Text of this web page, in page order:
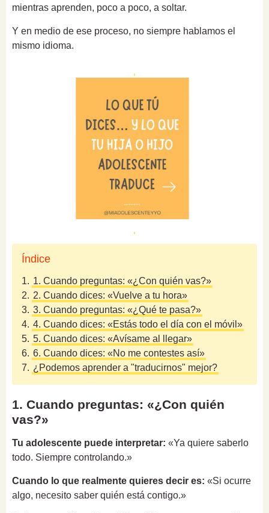
mientras aprenden, poco a poco, a soltar.
Y en medio de ese proceso, no siempre hablamos el
mismo idioma.
Índice
1. 1. Cuando preguntas: «¿Con quién vas?»
2. 2. Cuando dices: «Vuelve a tu hora»
3. 3. Cuando preguntas: «¿Qué te pasa?»
4. 4. Cuando dices: «Estás todo el día con el móvil»
5. 5. Cuando dices: «Avísame al llegar»
6. 6. Cuando dices: «No me contestes así»
7. ¿Podemos aprender a "traducirnos" mejor?
1. Cuando preguntas: «¿Con quién
vas?»
Tu adolescente puede interpretar: «Ya quiere saberlo
todo. Siempre controlando.»
Cuando lo que realmente quieres decir es: «Si ocurre
algo, necesito saber quién está contigo.»